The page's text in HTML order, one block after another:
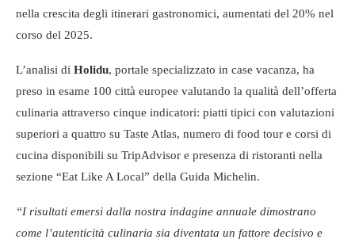
nella crescita degli itinerari gastronomici, aumentati del 20% nel
corso del 2025.
L’analisi di Holidu, portale specializzato in case vacanza, ha
preso in esame 100 città europee valutando la qualità dell’offerta
culinaria attraverso cinque indicatori: piatti tipici con valutazioni
superiori a quattro su Taste Atlas, numero di food tour e corsi di
cucina disponibili su TripAdvisor e presenza di ristoranti nella
sezione “Eat Like A Local” della Guida Michelin.
“I risultati emersi dalla nostra indagine annuale dimostrano
come l’autenticità culinaria sia diventata un fattore decisivo e